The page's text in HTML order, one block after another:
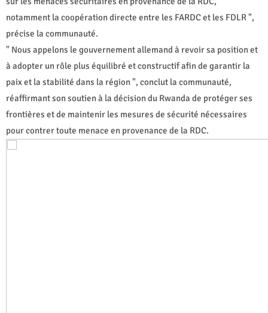
notamment la coopération directe entre les FARDC et les FDLR ",
précise la communauté.
" Nous appelons le gouvernement allemand à revoir sa position et
à adopter un rôle plus équilibré et constructif afin de garantir la
paix et la stabilité dans la région ", conclut la communauté,
réaffirmant son soutien à la décision du Rwanda de protéger ses
frontières et de maintenir les mesures de sécurité nécessaires
pour contrer toute menace en provenance de la RDC.